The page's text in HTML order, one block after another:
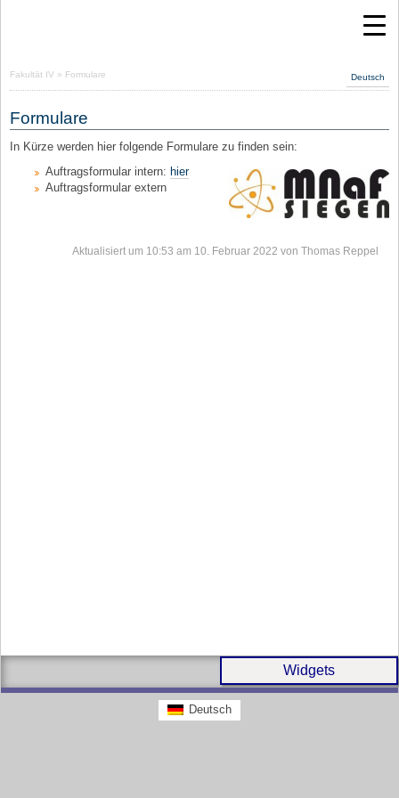
Fakultät IV » Formulare Deutsch
Formulare
In Kürze werden hier folgende Formulare zu finden sein:
Auftragsformular intern:hier
Auftragsformular extern
Aktualisiert um 10:53 am 10. Februar 2022 von Thomas Reppel
Widgets
Deutsch